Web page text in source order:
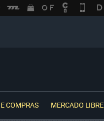
COMPRAS MERCADO LIBRE